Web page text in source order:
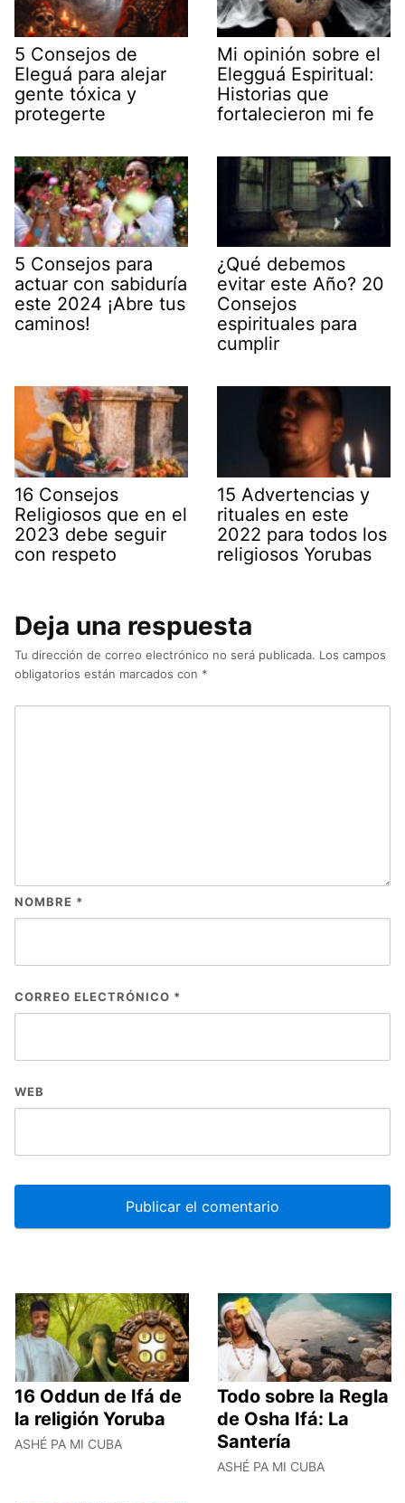
5 Consejos de
Eleguá para alejar
gente tóxica y
protegerte
Mi opinión sobre el
Elegguá Espiritual:
Historias que
fortalecieron mi fe
5 Consejos para
actuar con sabiduría
este 2024 ¡Abre tus
caminos!
¿Qué debemos
evitar este Año? 20
Consejos
espirituales para
cumplir
16 Consejos
Religiosos que en el
2023 debe seguir
con respeto
15 Advertencias y
rituales en este
2022 para todos los
religiosos Yorubas
Deja una respuesta
Tu dirección de correo electrónico no será publicada. Los campos
obligatorios están marcados con *
NOMBRE *
CORREO ELECTRÓNICO *
WEB
16 Oddun de Ifá de
la religión Yoruba
ASHÉ PA MI CUBA
Todo sobre la Regla
de Osha Ifá: La
Santería
ASHÉ PA MI CUBA